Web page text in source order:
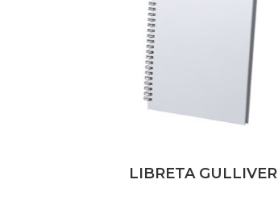
LIBRETA GULLIVER